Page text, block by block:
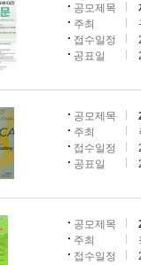
공모제목
주최
접수일정
공표일
공모제목
주최
접수일정
공표일
공모제목
주최
접수일정